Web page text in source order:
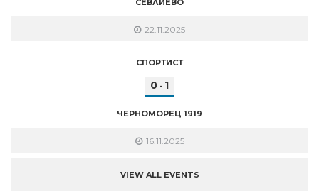
СЕВЛИЕВО
22.11.2025
СПОРТИСТ
0 - 1
ЧЕРНОМОРЕЦ 1919
16.11.2025
VIEW ALL EVENTS